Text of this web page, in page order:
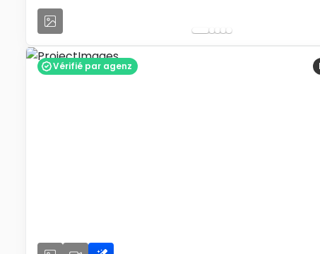
Vérifié par agenz